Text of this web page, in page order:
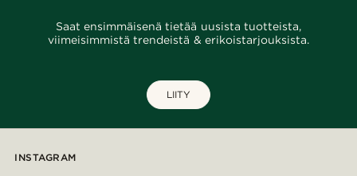
Saat ensimmäisenä tietää uusista tuotteista,
viimeisimmistä trendeistä & erikoistarjouksista.
LIITY
INSTAGRAM